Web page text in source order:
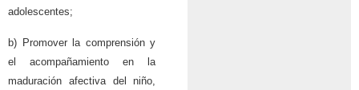
adolescentes;
b) Promover la comprensión y
el acompañamiento en la
maduración afectiva del niño,